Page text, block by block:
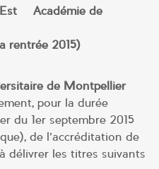
– Académie de
rentrée 2015)
de Montpellier
pour la durée
du 1er septembre 2015
de l’accréditation de
délivrer les titres suivants